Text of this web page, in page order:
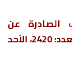
الصادرة عن
مؤسسة المثقف العربي بأستراليا، العدد: 2420، الأحد